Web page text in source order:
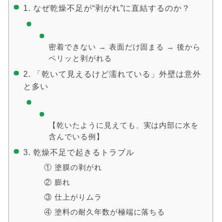
1. なぜ乾燥不足が“剥がれ”に直結するのか？
密着できない → 表面だけ固まる → 後から
ペリッと剥がれる
2. 「乾いて見えるけど濡れている」外壁は意外
と多い
【乾いたように見えても、実は内部に水を
含んでいる例】
3. 乾燥不足で起きるトラブル
① 塗膜の剥がれ
② 膨れ
③ 仕上がりムラ
④ 塗料の耐久年数が極端に落ちる